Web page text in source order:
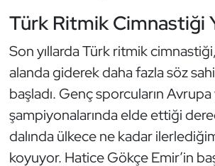
Türk Ritmik Cimnastiği
Son yıllarda Türk ritmik
alanda giderek daha fazla söz
başladı. Genç sporcuların
şampiyonalarında elde ettiği
dalında ülkece ne kadar
koyuyor. Hatice Gökçe Emir’in
Satranç
Su Topu
Sualtı Sporları
Tekvando
Tenis